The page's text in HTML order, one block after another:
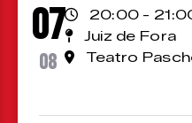
07
08
20:00 -
Juiz de Fora
Teatro